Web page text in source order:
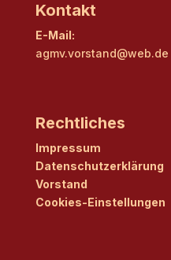
Kontakt
E-Mail:
agmv.vorstand@web.de
Rechtliches
Impressum
Datenschutzerklärung
Vorstand
Cookies-Einstellungen